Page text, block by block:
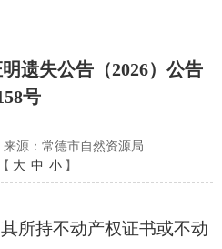
遗失公告（2026）公告
号
来源：常德市自然资源局
大 中 小 】
所持不动产权证书或不动